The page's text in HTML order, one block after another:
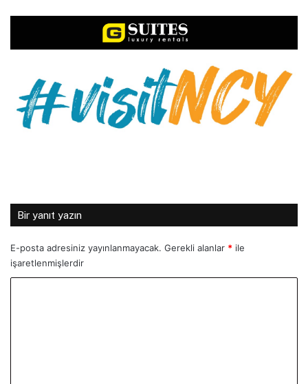
Bir yanıt yazın
E-posta adresiniz yayınlanmayacak. Gerekli alanlar * ile
işaretlenmişlerdir